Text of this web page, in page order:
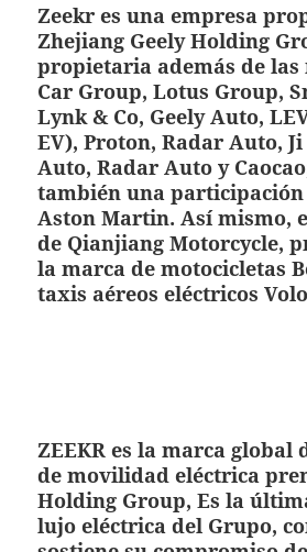
Zeekr es una empresa
Zhejiang Geely Holding
propietaria además de las
Car Group, Lotus Group,
Lynk & Co, Geely Auto,
EV), Proton, Radar Auto,
Auto, Radar Auto y
también una participación
Aston Martin. Así mismo,
de Qianjiang Motorcycle,
la marca de motocicletas
taxis aéreos eléctricos
ZEEKR es la marca global
de movilidad eléctrica
Holding Group, Es la
lujo eléctrica del Grupo,